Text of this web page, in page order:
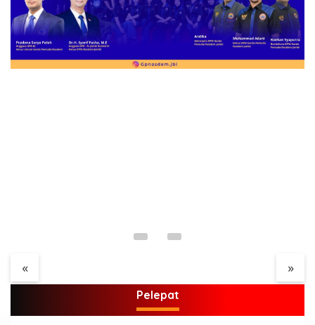
BUNGO ,DAERAH, KORUPSI ,KRIMINAL
BENDAHARA “DIDUGA SELEWENGKAN” DANA
TK TUNAS HARAPAN
8 November 2018
« »
Pengolahan Brondolan
Pemicu Maraknya
Pencurian di
Perusahaan Maupun
Hatrik Muara Bungo
Pelepat